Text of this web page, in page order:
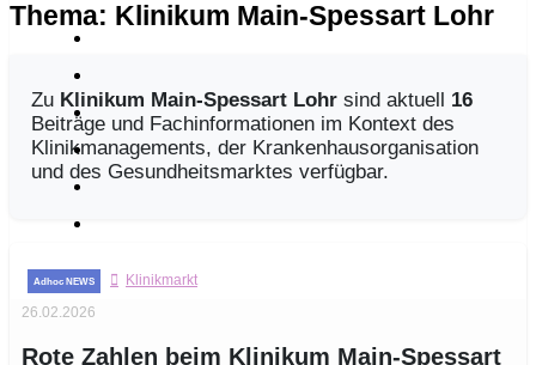
Thema: Klinikum Main-Spessart Lohr
Zu Klinikum Main-Spessart Lohr sind aktuell 16
Beiträge und Fachinformationen im Kontext des
Klinikmanagements, der Krankenhausorganisation
und des Gesundheitsmarktes verfügbar.
Klinikmarkt
26.02.2026
Rote Zahlen beim Klinikum Main-Spessart